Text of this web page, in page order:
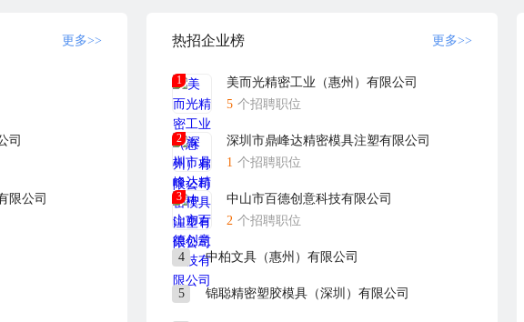
更多>>
司
限公司
热招企业榜 更多>>
1
美而光精密工业（惠州）有限公司
5 个招聘职位
2
深圳市鼎峰达精密模具注塑有限公司
1 个招聘职位
3
中山市百德创意科技有限公司
2 个招聘职位
4 中柏文具（惠州）有限公司
5 锦聪精密塑胶模具（深圳）有限公司